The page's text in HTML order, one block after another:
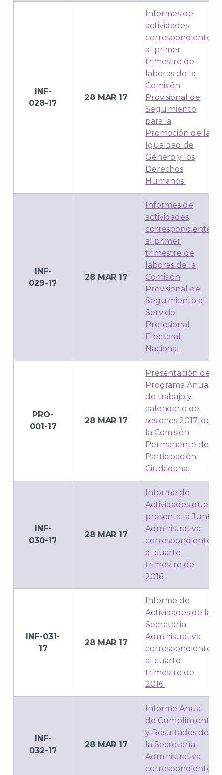
INF-
028-17
28 MAR 17
Informes de
actividades
correspondientes
al primer
trimestre de
labores de la
Comisión
Provisional de
Seguimiento
para la
Promoción de la
Igualdad de
Género y los
Derechos
Humanos
INF-
029-17
28 MAR 17
Informes de
actividades
correspondientes
al primer
trimestre de
labores de la
Comisión
Provisional de
Seguimiento al
Servicio
Profesional
Electoral
Nacional.
PRO-
001-17
28 MAR 17
Presentación del
Programa Anual
de trabajo y
calendario de
sesiones 2017, de
la Comisión
Permanente de
Participación
Ciudadana.
INF-
030-17
28 MAR 17
Informe de
Actividades que
presenta la Junta
Administrativa
correspondiente
al cuarto
trimestre de
2016.
INF-031-
17
28 MAR 17
Informe de
Actividades de la
Secretaría
Administrativa
correspondiente
al cuarto
trimestre de
2016.
INF-
032-17
28 MAR 17
Informe Anual
de Cumplimiento
y Resultados de
la Secretaría
Administrativa
correspondiente